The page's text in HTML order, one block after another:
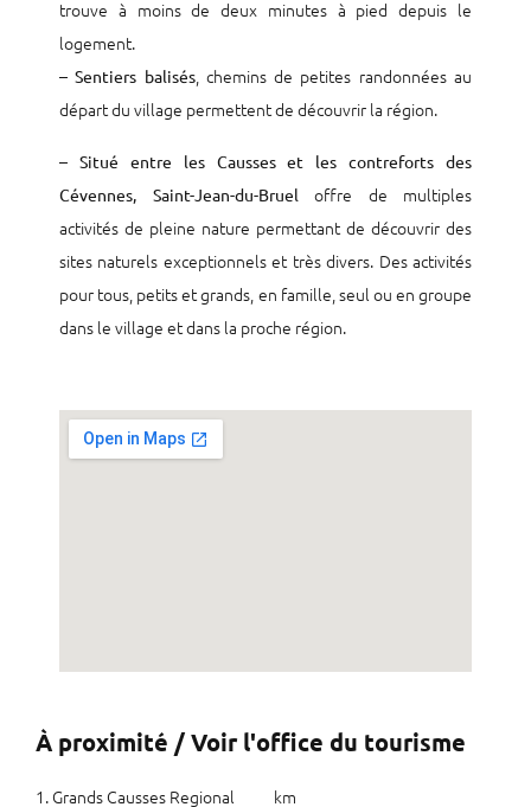
trouve à moins de deux minutes à pied depuis le
logement.
–Sentiers balisés, chemins de petites randonnées au
départ du village permettent de découvrir la région.
– Situé entre les Causses et les contreforts des
Cévennes, Saint-Jean-du-Bruel offre de multiples
activités de pleine nature permettant de découvrir des
sites naturels exceptionnels et très divers. Des activités
pour tous, petits et grands, en famille, seul ou en groupe
dans le village et dans la proche région.
À proximité / Voir l'office du tourisme
1. Grands Causses Regional
km